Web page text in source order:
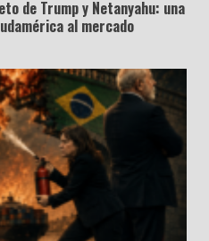
de Trump y Netanyahu: una
al mercado